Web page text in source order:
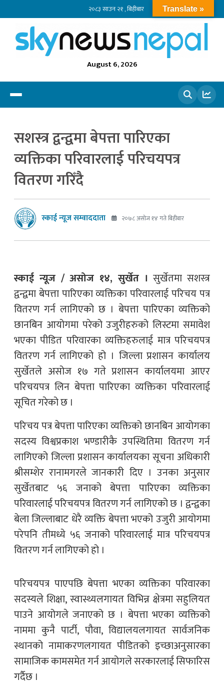
२०८३ साउन २१ , बिहीबार
August 6, 2026
सशस्त्र द्वन्द्वमा बेपत्ता पारिएका
व्यक्तिका परिवारलाई परिचयपत्र
वितरण गरिँदै
स्काई न्यूज सम्वाददाता २०७८ असोज १४ गते बिहीबार
स्काई न्यूज / असोज १४, सुर्खेत । सुर्खेतमा सशस्त्र
द्वन्द्वमा बेपत्ता पारिएका व्यक्तिका परिवारलाई परिचय पत्र
वितरण गर्न लागिएको छ । बेपत्ता पारिएका व्यक्तिको
छानबिन आयोगमा परेको उजुरीहरुको लिस्टमा समावेश
भएका पीडित परिवारका व्यक्तिहरुलाई मात्र परिचयपत्र
वितरण गर्न लागिएको हो । जिल्ला प्रशासन कार्यालय
सुर्खेतले असोज १७ गते प्रशासन कार्यालयमा आएर
परिचयपत्र लिन बेपत्ता पारिएका व्यक्तिका परिवारलाई
सूचित गरेको छ ।
परिचय पत्र बेपत्ता पारिएका व्यक्तिको छानबिन आयोगका
सदस्य विश्वप्रकाश भण्डारीकै उपस्थितिमा वितरण गर्न
लागिएको जिल्ला प्रशासन कार्यालयका सूचना अधिकारी
श्रीसम्शेर रानामगरले जानकारी दिए । उनका अनुसार
सुर्खेतबाट ५६ जनाको बेपत्ता पारिएका व्यक्तिका
परिवारलाई परिचयपत्र वितरण गर्न लागिएको छ । द्वन्द्वका
बेला जिल्लाबाट धेरै व्यक्ति बेपत्ता भएको उजुरी आयोगमा
परेपनि तीमध्ये ५६ जनाको परिवारलाई मात्र परिचयपत्र
वितरण गर्न लागिएको हो ।
परिचयपत्र पाएपछि बेपत्ता भएका व्यक्तिका परिवारका
सदस्यले शिक्षा, स्वास्थ्यलगायत विभिन्न क्षेत्रमा सहुलियत
पाउने आयोगले जनाएको छ । बेपत्ता भएका व्यक्तिको
नाममा कुनै पार्टी, पौवा, विद्यालयलगायत सार्वजनिक
स्थानको नामाकरणलगायत पीडितको इच्छाअनुसारका
सामाजिक कामसमेत गर्न आयोगले सरकारलाई सिफारिस
गर्दैछ ।
Translate »